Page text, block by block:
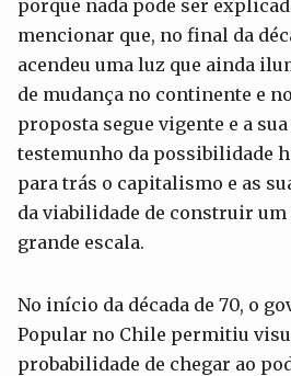
porque nada pode ser
mencionar que, no final da
acendeu uma luz que ainda
de mudança no continente e
proposta segue vigente e a
testemunho da possibilidade
para trás o capitalismo e as
da viabilidade de construir
grande escala.
No início da década de 70, o
Popular no Chile permitiu
probabilidade de chegar ao